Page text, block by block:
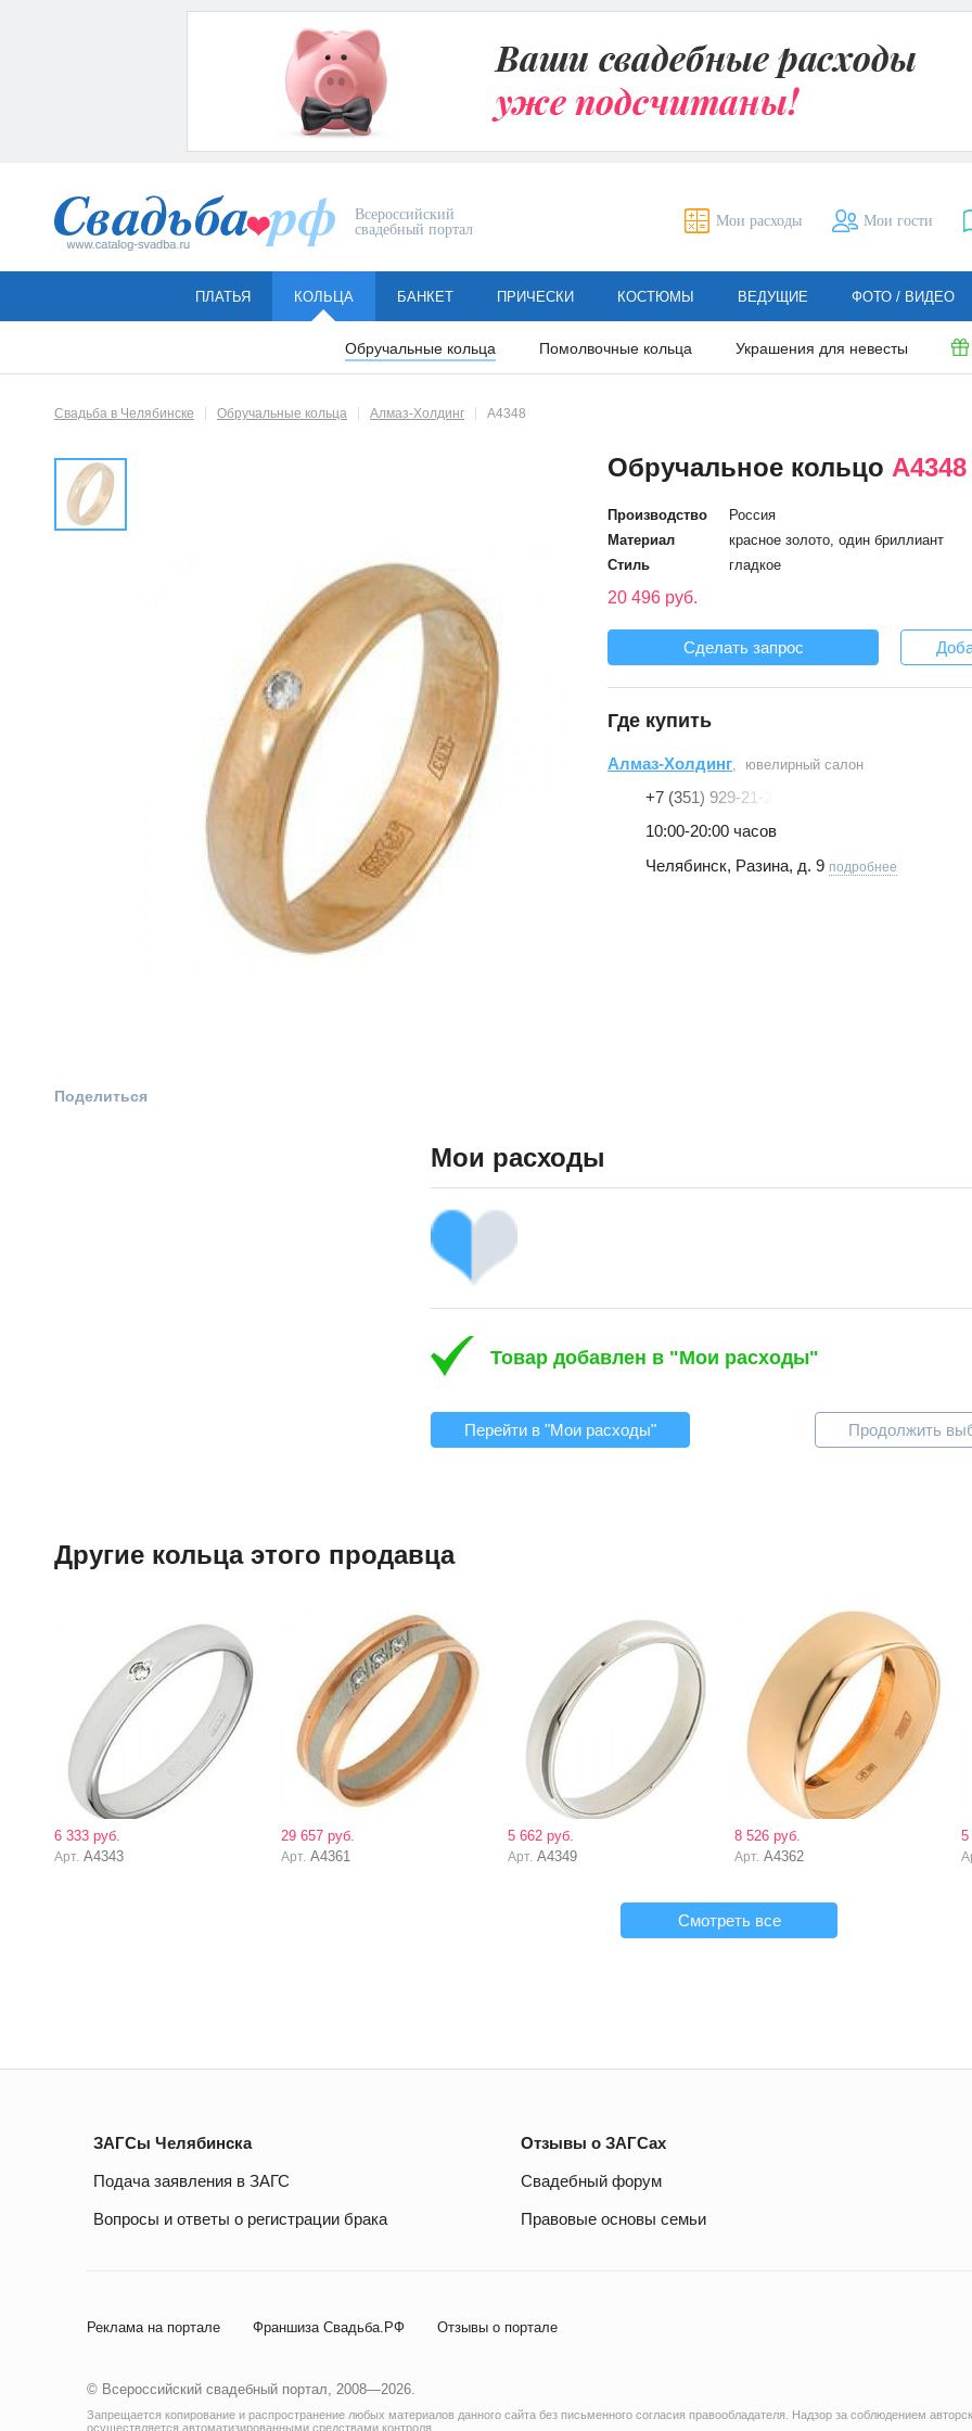
Всероссийский
свадебный портал
Мои расходы Мои гости
ПЛАТЬЯ КОЛЬЦА
Обручальные кольца Помолвочные кольца Украшения для невесты
БАНКЕТ ПРИЧЕСКИ КОСТЮМЫ ВЕДУЩИЕ ФОТО / ВИДЕО
Свадьба в Челябинске Обручальные кольца Алмаз-Холдинг А4348
Поделиться
Обручальное кольцо А4348
Производство
Россия
Материал
красное золото, один бриллиант
Стиль
гладкое
20 496 руб.
Сделать запрос
Где купить
Алмаз-Холдинг, ювелирный салон
+7 (351) 929-21-22
10:00-20:00 часов
Челябинск, Разина, д. 9 подробнее
Мои расходы
Товар добавлен в "Мои расходы"
Перейти в "Мои расходы" Продолжить
Другие кольца этого продавца
6 333 руб.
Арт. А4343
29 657 руб.
Арт. А4361
5 662 руб.
Арт. А4349
8 526 руб.
Арт. А4362
5
Смотреть все
ЗАГСы Челябинска
Подача заявления в ЗАГС
Вопросы и ответы о регистрации брака
Отзывы о ЗАГСах
Свадебный форум
Правовые основы семьи
Реклама на портале Франшиза Свадьба.РФ Отзывы о портале
© Всероссийский свадебный портал, 2008—2026.
Запрещается копирование и распространение любых материалов данного сайта без письменного согласия правообладателя. Надзор за соблюдением
осуществляется автоматизированными средствами контроля.